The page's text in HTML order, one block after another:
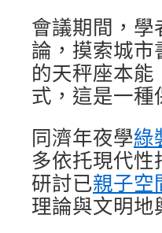
會議期間，
論，摸索城市
的天秤座本
式，這是一
同濟年夜學綠
多依托現代
研討已親子空
理論與文明地